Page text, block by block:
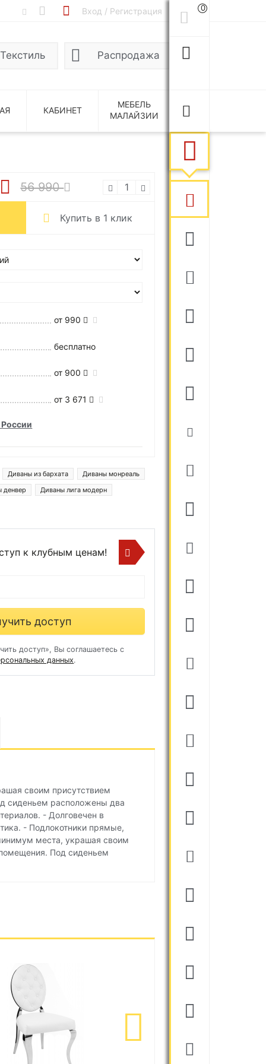
Вход / Регистрация 0
Текстиль Распродажа
КАБИНЕТ
МЕБЕЛЬ
МАЛАЙЗИИ
56 990
Купить в 1 клик
от 990
бесплатно
от 900
от 3 671
Диваны из бархата
Диваны монреаль
денвер
Диваны лига модерн
к клубным ценам!
доступ
доступ», Вы соглашаетесь с
данных.
своим присутствием
сиденьем расположены два
- Долговечен в
- Подлокотники прямые,
места, украшая своим
Под сиденьем